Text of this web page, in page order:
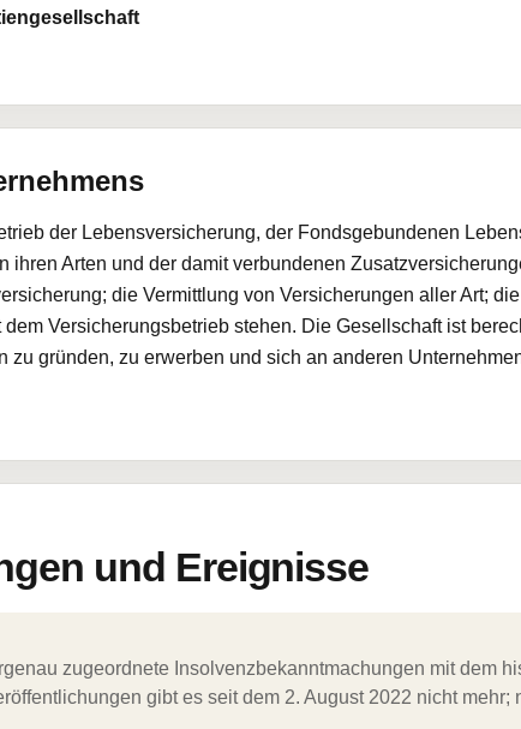
der Lebensversicherung, der Fondsgebundenen
ihren Arten und der damit verbundenen
die Vermittlung von Versicherungen aller Art;
Versicherungsbetrieb stehen. Die Gesellschaft ist
zu gründen, zu erwerben und sich an anderen
und Ereignisse
zugeordnete Insolvenzbekanntmachungen mit dem
gibt es seit dem 2. August 2022 nicht